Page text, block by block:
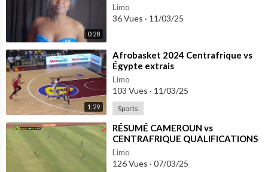
0:28
Limo
36 Vues · 11/03/25
1:29
⁣Afrobasket 2024 Centrafrique vs
Égypte extrais
Limo
103 Vues · 11/03/25
Sports
⁣RÉSUMÉ CAMEROUN vs
CENTRAFRIQUE QUALIFICATIONS
CHAN 2024 Match Retour 28
décembre 2024
Limo
126 Vues · 07/03/25